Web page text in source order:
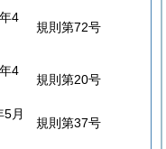
4
規則第72号
4
規則第20号
月
規則第37号